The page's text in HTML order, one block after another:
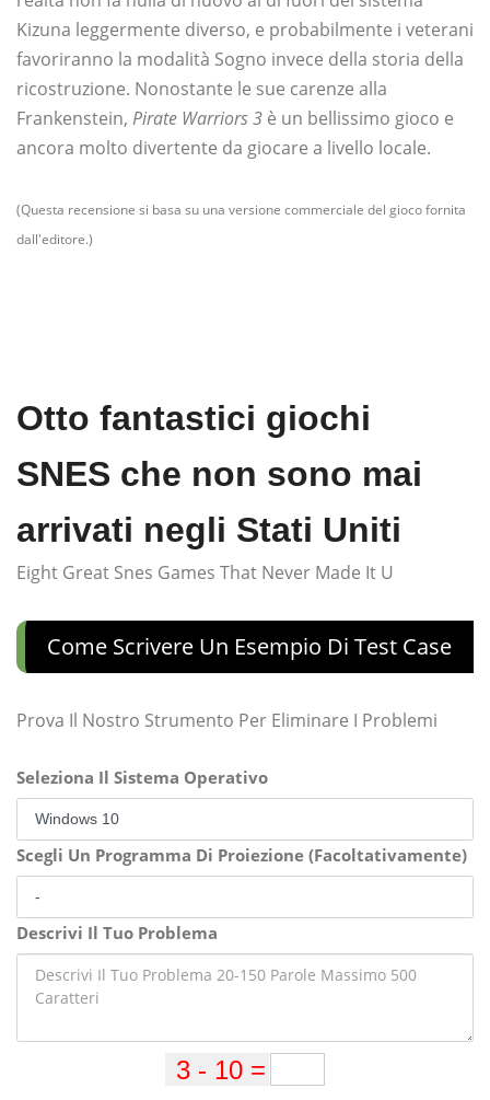
Kizuna leggermente diverso, e probabilmente i veterani
favoriranno la modalità Sogno invece della storia della
ricostruzione. Nonostante le sue carenze alla
Frankenstein, Pirate Warriors 3 è un bellissimo gioco e
ancora molto divertente da giocare a livello locale.
(Questa recensione si basa su una versione commerciale del gioco fornita
dall'editore.)
Otto fantastici giochi
SNES che non sono mai
arrivati ​​negli Stati Uniti
Eight Great Snes Games That Never Made It U
Come Scrivere Un Esempio Di Test Case
Prova Il Nostro Strumento Per Eliminare I Problemi
Seleziona Il Sistema Operativo
Scegli Un Programma Di Proiezione (Facoltativamente)
Descrivi Il Tuo Problema